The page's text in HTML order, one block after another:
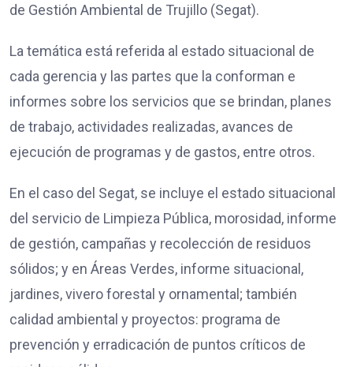
de Gestión Ambiental de Trujillo (Segat).
La temática está referida al estado situacional de
cada gerencia y las partes que la conforman e
informes sobre los servicios que se brindan, planes
de trabajo, actividades realizadas, avances de
ejecución de programas y de gastos, entre otros.
En el caso del Segat, se incluye el estado situacional
del servicio de Limpieza Pública, morosidad, informe
de gestión, campañas y recolección de residuos
sólidos; y en Áreas Verdes, informe situacional,
jardines, vivero forestal y ornamental; también
calidad ambiental y proyectos: programa de
prevención y erradicación de puntos críticos de